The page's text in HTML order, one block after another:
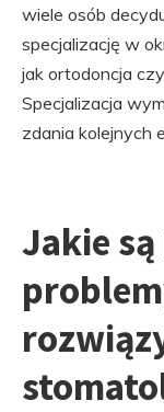
wiele osób
specjalizację w
jak ortodoncja
Specjalizacja
zdania kolejnych
Jakie